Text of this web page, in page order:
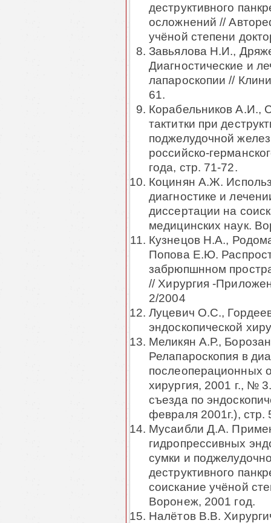
деструктивного
осложнений //
учёной степени
Завьялова Н.И.,
Диагностические и
лапароскопии //
61.
Корабельников А.И.,
тактитки при
поджелудочной
российско-
года, стр. 71-72.
Коцинян А.Ж.
диагностике и
диссертации на
медицинских наук.
Кузнецов Н.А.,
Попова Е.Ю.
забрюпшнном
// Хирургия -
2/2004
Луцевич О.С.,
эндоскопической
Меликян А.Р.,
Релапароскопия в
послеоперационных
хирургия, 2001 г., №
съезда по
февраля 2001г.), стр.
Мусаибли Д.А.
гидропрессивных
сумки и
деструктивного
соискание учёной
Воронеж, 2001 год.
Налётов В.В.